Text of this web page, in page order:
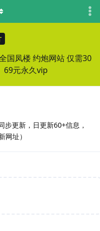
国凤楼 约炮网站 仅需30
69元永久vip
更新，日更新60+信息，
址）